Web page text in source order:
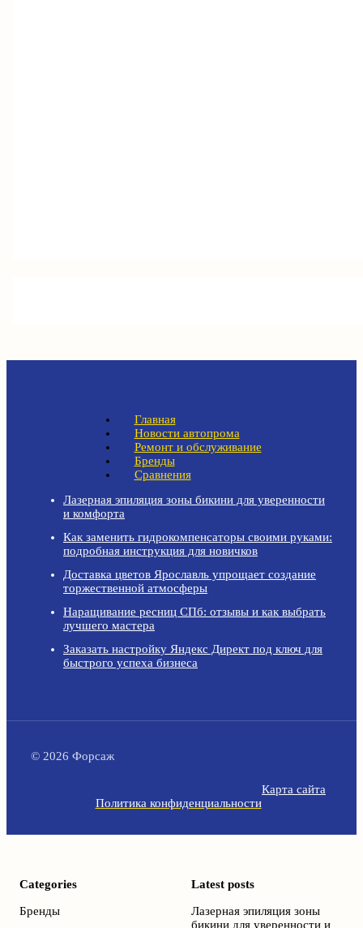
Главная
Новости автопрома
Ремонт и обслуживание
Бренды
Сравнения
Лазерная эпиляция зоны бикини для уверенности
и комфорта
Как заменить гидрокомпенсаторы своими руками:
подробная инструкция для новичков
Доставка цветов Ярославль упрощает создание
торжественной атмосферы
Наращивание ресниц СПб: отзывы и как выбрать
лучшего мастера
Заказать настройку Яндекс Директ под ключ для
быстрого успеха бизнеса
© 2026 Форсаж
Карта сайта
Политика конфиденциальности
Categories
Бренды
Latest posts
Лазерная эпиляция зоны
бикини для уверенности и